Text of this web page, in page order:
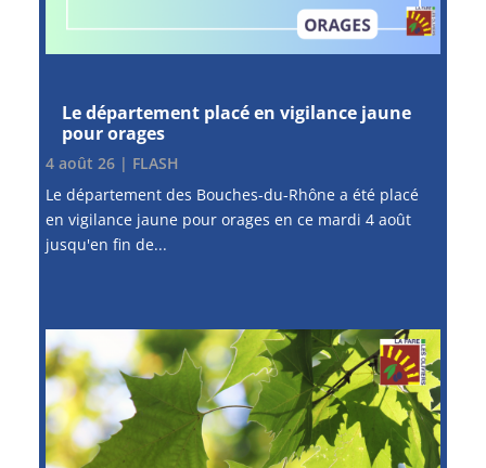
Le département placé en vigilance jaune
pour orages
4 août 26| FLASH
Le département des Bouches-du-Rhône a été placé
en vigilance jaune pour orages en ce mardi 4 août
jusqu'en fin de...